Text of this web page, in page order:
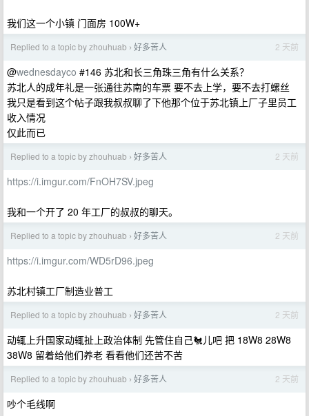
我们这一个小镇 门面房 100W+
Replied to a topic by zhouhuab › 好多苦人 2 天前
@wednesdayco #146 苏北和长三角珠三角有什么关系？
苏北人的成年礼是一张通往苏南的车票 要不去上学，要不去打螺丝
我只是看到这个帖子跟我叔叔聊了下他那个位于苏北镇上厂子里员工
收入情况
仅此而已
Replied to a topic by zhouhuab › 好多苦人 2 天前
https://i.imgur.com/FnOH7SV.jpeg
我和一个开了 20 年工厂的叔叔的聊天。
Replied to a topic by zhouhuab › 好多苦人 2 天前
https://i.imgur.com/WD5rD96.jpeg
苏北村镇工厂制造业普工
Replied to a topic by zhouhuab › 好多苦人 2 天前
动辄上升国家动辄扯上政治体制 先管住自己🐔儿吧 把 18W8 28W8
38W8 留着给他们养老 看看他们还苦不苦
Replied to a topic by zhouhuab › 好多苦人 2 天前
吵个毛线啊